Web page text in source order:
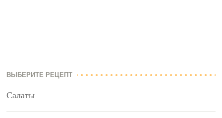
ВЫБЕРИТЕ РЕЦЕПТ
Салаты